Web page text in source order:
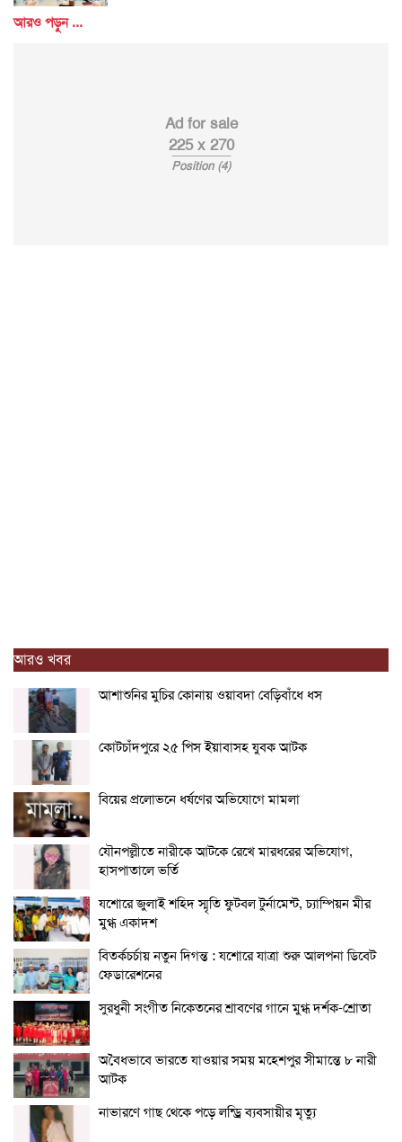
আরও পড়ুন ...
Ad for sale
225 x 270
Position (4)
আরও খবর
আশাশুনির মুচির কোনায় ওয়াবদা বেড়িবাঁধে ধস
কোটচাঁদপুরে ২৫ পিস ইয়াবাসহ যুবক আটক
বিয়ের প্রলোভনে ধর্ষণের অভিযোগে মামলা
যৌনপল্লীতে নারীকে আটকে রেখে মারধরের অভিযোগ,
হাসপাতালে ভর্তি
যশোরে জুলাই শহিদ স্মৃতি ফুটবল টুর্নামেন্ট, চ্যাম্পিয়ন মীর
মুগ্ধ একাদশ
বিতর্কচর্চায় নতুন দিগন্ত : যশোরে যাত্রা শুরু আলপনা ডিবেট
ফেডারেশনের
সুরধুনী সংগীত নিকেতনের শ্রাবণের গানে মুগ্ধ দর্শক-শ্রোতা
অবৈধভাবে ভারতে যাওয়ার সময় মহেশপুর সীমান্তে ৮ নারী
আটক
নাভারণে গাছ থেকে পড়ে লন্ড্রি ব্যবসায়ীর মৃত্যু